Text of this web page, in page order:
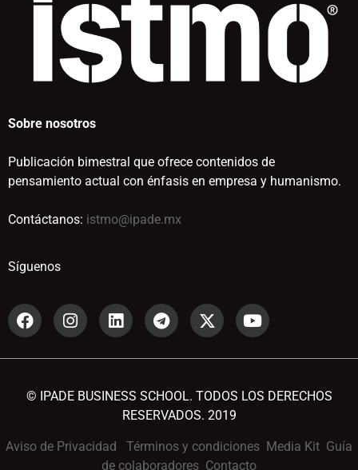
Sobre nosotros
Publicación bimestral que ofrece contenidos de
pensamiento actual con énfasis en empresa y humanismo.
Contáctanos: istmo@ipade.mx
Síguenos
© IPADE BUSINESS SCHOOL. TODOS LOS DERECHOS
RESERVADOS. 2019
Aviso de Privacidad Términos y condiciones Media Kit Guía
de colaboradores Contacto